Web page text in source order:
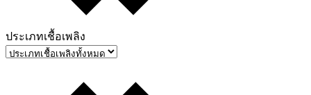
ประเภทเชื้อเพลิง